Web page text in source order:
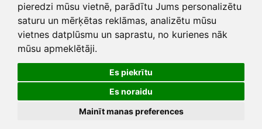
pieredzi mūsu vietnē, parādītu Jums personalizētu
saturu un mērķētas reklāmas, analizētu mūsu
vietnes datplūsmu un saprastu, no kurienes nāk
mūsu apmeklētāji.
Es piekrītu
Es noraidu
Mainīt manas preferences